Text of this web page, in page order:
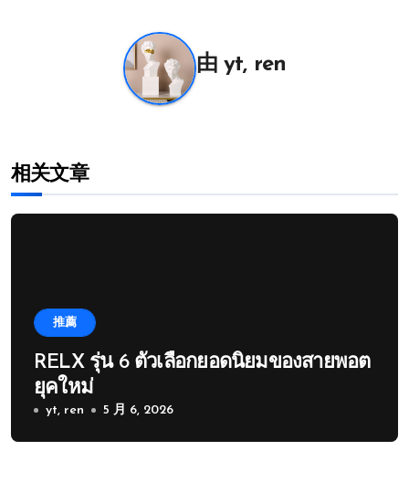
由yt, ren
相关文章
推薦
RELX รุ่น 6 ตัวเลือกยอดนิยมของสายพอต
ยุคใหม่
yt, ren 5 月 6, 2026